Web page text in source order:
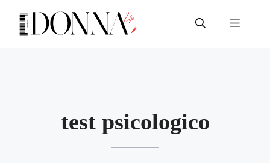
contenuto
Menu
test psicologico